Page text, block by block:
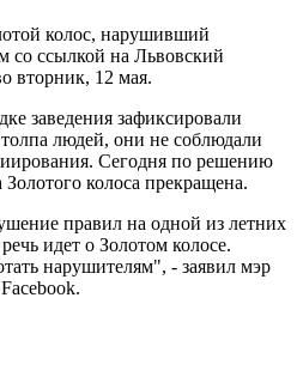
колос, нарушивший
со ссылкой на Львовский
вторник, 12 мая.
заведения зафиксировали
людей, они не соблюдали
Сегодня по решению
колоса прекращена.
правил на одной из летних
идет о Золотом колосе.
нарушителям", - заявил мэр